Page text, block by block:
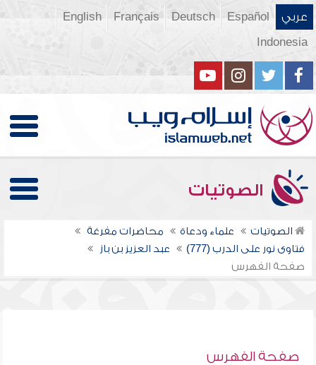
عربي Español
Deutsch
Français
English
Indonesia
الصوتيات
الصوتيات علماء ودعاة
محاضرات مفرغة
فتاوى نور على الدرب (777)
عبد العزيز بن باز
صفحة الفهرس
صفحة الفهرس